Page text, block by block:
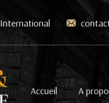
Accueil A